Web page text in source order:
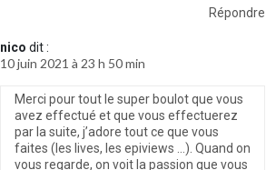
Répondre
nico dit :
10 juin 2021 à 23 h 50 min
Merci pour tout le super boulot que vous
avez effectué et que vous effectuerez
par la suite, j’adore tout ce que vous
faites (les lives, les epiviews …). Quand on
vous regarde, on voit la passion que vous